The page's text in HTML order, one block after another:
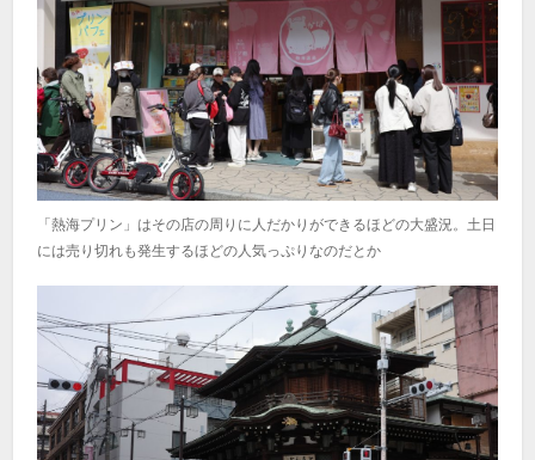
「熱海プリン」はその店の周りに人だかりができるほどの大盛況。土日
には売り切れも発生するほどの人気っぷりなのだとか